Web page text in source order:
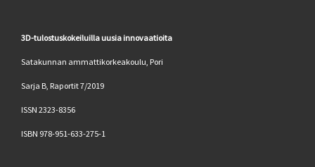
3D-tulostuskokeiluilla uusia innovaatioita
Satakunnan ammattikorkeakoulu, Pori
Sarja B, Raportit 7/2019
ISSN 2323-8356
ISBN 978-951-633-275-1